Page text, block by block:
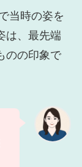
当時の姿を
は、最先端
のの印象で